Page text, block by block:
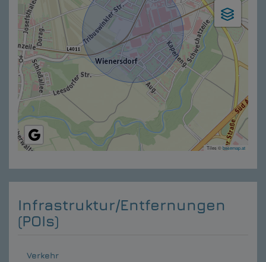
Tiles ©basemap.at
Infrastruktur/Entfernungen
(POIs)
Verkehr